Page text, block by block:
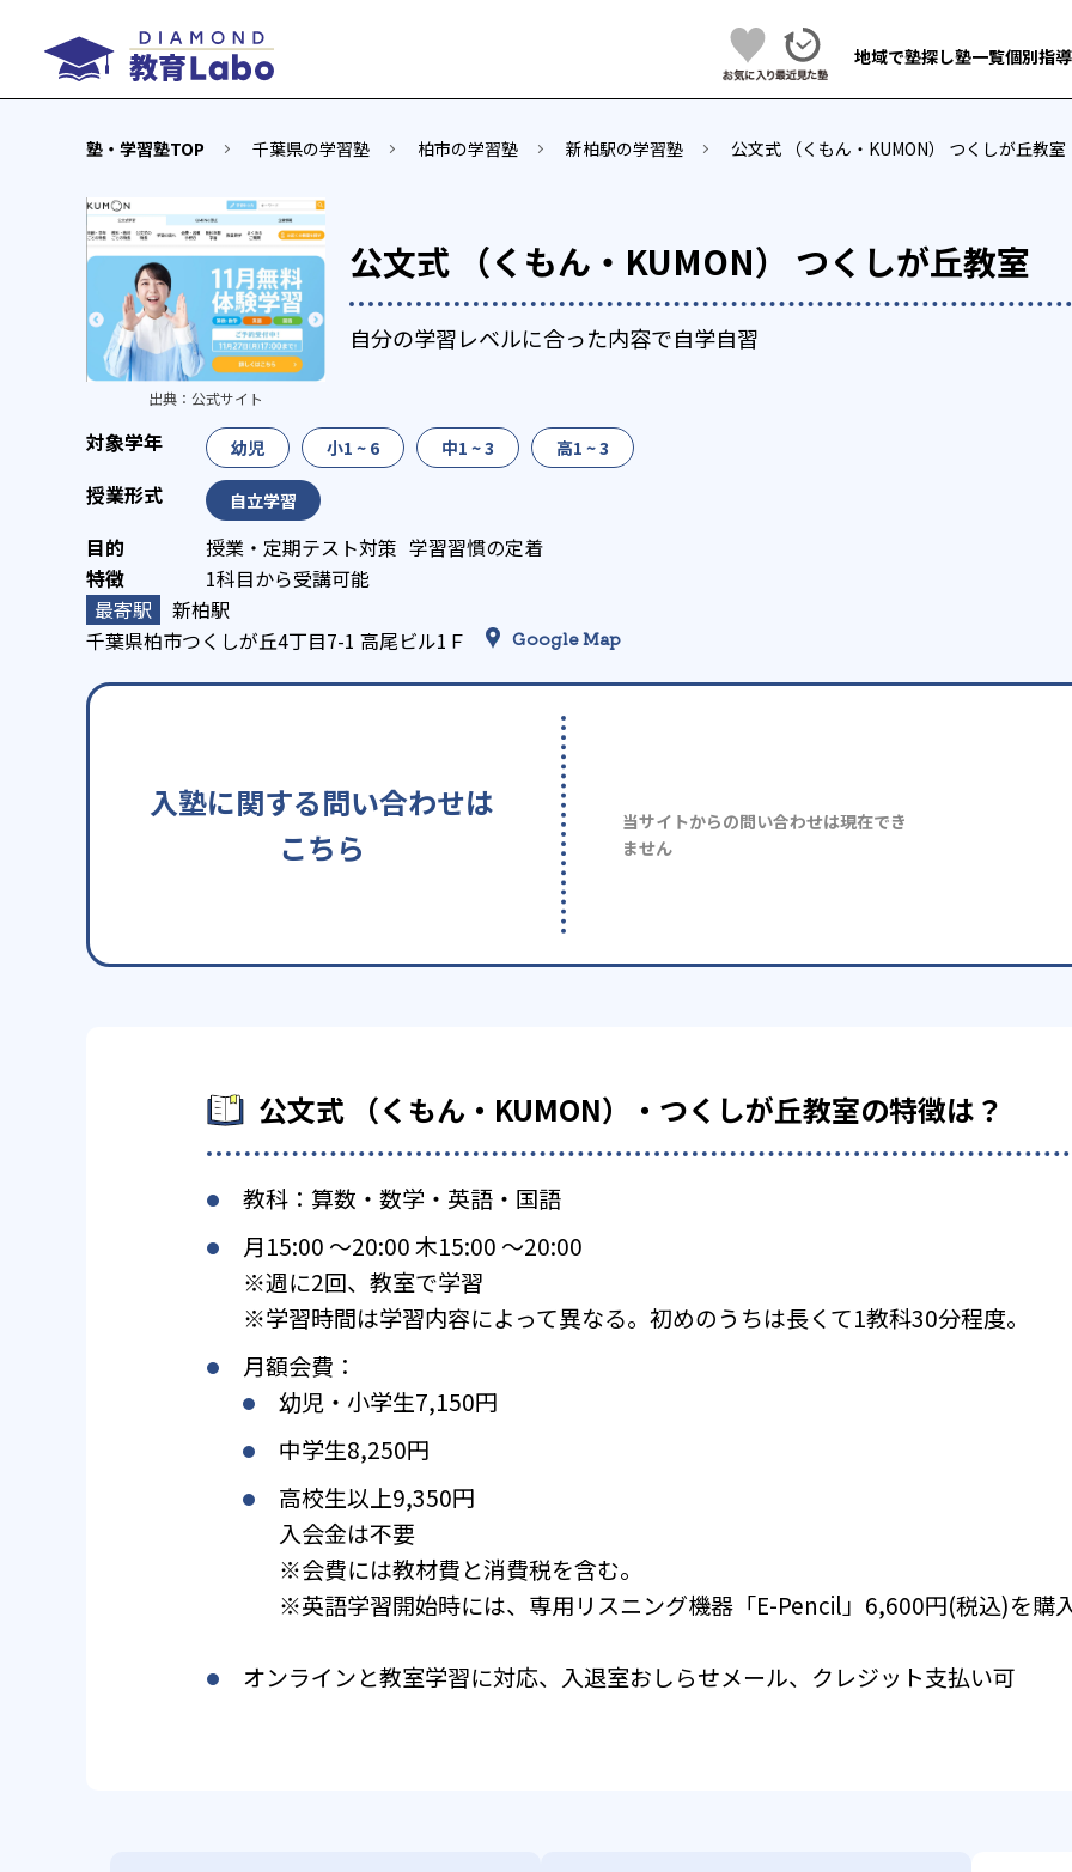
地域で塾探し塾一覧個別指
塾・学習塾TOP 千葉県の学習塾 柏市の学習塾 新柏駅の学習塾 公文式 （くもん・KUMON） つくしが丘教室
公文式 （くもん・KUMON） つくしが丘教室
自分の学習レベルに合った内容で自学自習
出典： 公式サイト
幼児 小1 ~ 6 中1 ~ 3 高1 ~ 3
自立学習
授業・定期テスト対策 学習習慣の定着
1科目から受講可能
新柏駅
千葉県柏市つくしが丘4丁目7-1 高尾ビル1Ｆ
Google Map
入塾に関する問い合わせは
こちら
当サイトからの問い合わせは現在でき
ません
公文式 （くもん・KUMON）・つくしが丘教室の特徴は？
教科：算数・数学・英語・国語
月15:00 〜20:00 木15:00 〜20:00
※週に2回、教室で学習
※学習時間は学習内容によって異なる。初めのうちは長くて1教科30分程度。
月額会費：
幼児・小学生7,150円
中学生8,250円
高校生以上9,350円
入会金は不要
※会費には教材費と消費税を含む。
※英語学習開始時には、専用リスニング機器「E-Pencil」6,600円(税込)を購
オンラインと教室学習に対応、入退室おしらせメール、クレジット支払い可